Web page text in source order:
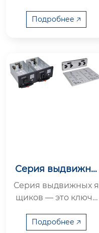
золяционные подд
ерживающие и фик
Подробнее 🡥
Серия выдвижны
Серия выдвижных я
щиков — это ключе
ые модульные комп
Подробнее 🡥